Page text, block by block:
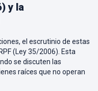
y la
el escrutinio de estas
(Ley 35/2006). Esta
se discuten las
raíces que no operan